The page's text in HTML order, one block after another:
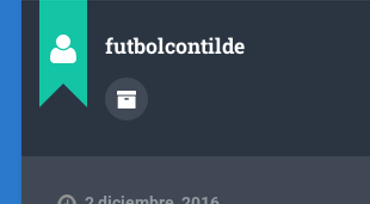
futbolcontilde